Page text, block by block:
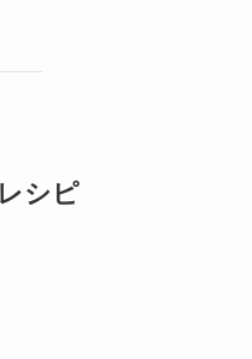
シピ